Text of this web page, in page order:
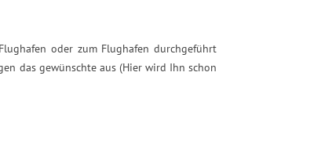
oder zum Flughafen durchgeführt
das gewünschte aus (Hier wird Ihn schon